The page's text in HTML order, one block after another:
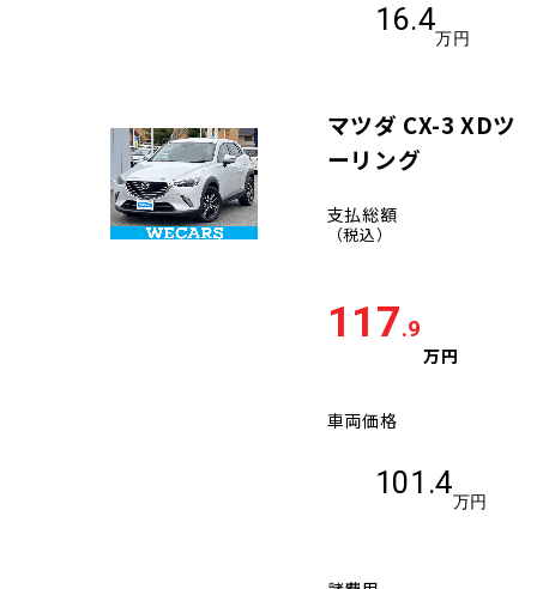
16.4
万円
マツダ CX-3 XDツ
ーリング
支払総額
（税込）
117.9
万円
車両価格
101.4
万円